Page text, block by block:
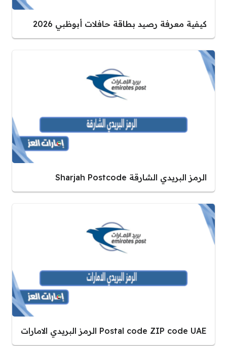
كيفية معرفة رصيد بطاقة حافلات أبوظبي 2026
الرمز البريدي الشارقة Sharjah Postcode
Postal code ZIP code UAE الرمز البريدي الامارات